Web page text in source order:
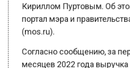
(mos.ru).
Согласно сообщению, за
месяцев 2022 года
гостиниц и турагентств